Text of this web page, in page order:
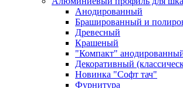
Анодированный
Брашированный и
Древесный
Крашеный
"Компакт"
Декоративный
Новинка "Софт тач"
Фурнитура